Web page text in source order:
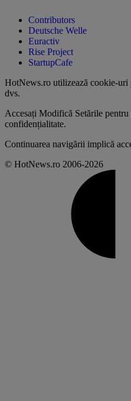
Contributors
Deutsche Welle
Euractiv
Rise Project
StartupCafe
HotNews.ro utilizează cookie-uri
dvs.
Accesați Modifică Setările pentru
confidențialitate.
Continuarea navigării implică
© HotNews.ro 2006-2026